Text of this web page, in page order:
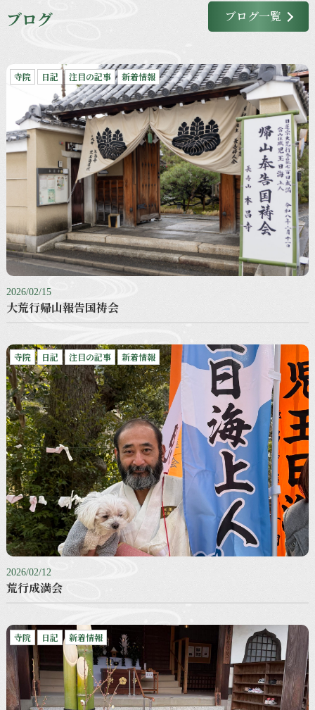
ブログ ブログ一覧
寺院 日記 注目の記事 新着情報
2026/02/15
大荒行帰山報告国祷会
寺院 日記 注目の記事 新着情報
2026/02/12
荒行成満会
寺院 日記 新着情報